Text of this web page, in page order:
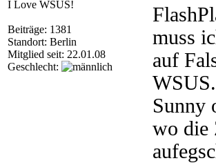
I Love WSUS!
Beiträge: 1381
Standort: Berlin
Mitglied seit: 22.01.08
Geschlecht:
muss
auf
WSUS.
Sunny
wo die